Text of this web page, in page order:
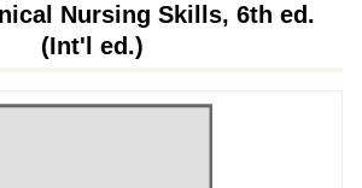
Nursing Skills, 6th ed.
(Int'l ed.)